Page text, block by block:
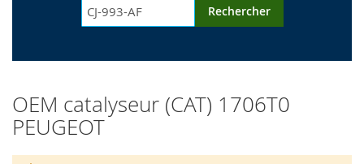
Rechercher
OEM catalyseur (CAT) 1706T0
PEUGEOT